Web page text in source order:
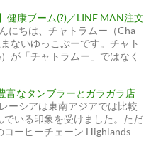
健康ブーム(?)／LINE MAN注文
にちは、チャトラムー（Cha
ないゆっこぷーです。チャト
が「チャトラムー」ではなく
富なタンブラーとガラガラ店
ーシアは東南アジアでは比較
でいる印象を受けました。ただ
コーヒーチェーン Highlands